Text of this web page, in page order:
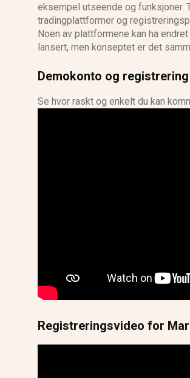
eksempel utseende og funksjoner.
tradingplattformer og
Noen av plattformene kan ha
lansert, men konseptet er det
Demokonto og
Se hvor raskt og enkelt du kan
Registreringsvideo for